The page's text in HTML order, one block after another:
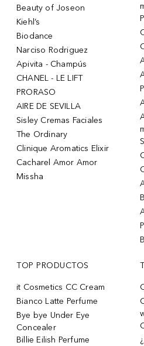
Beauty of Joseon
Kiehl’s
Biodance
Narciso Rodriguez
Apivita - Champús
CHANEL - LE LIFT
PRORASO
AIRE DE SEVILLA
Sisley Cremas Faciales
The Ordinary
Clinique Aromatics Elixir
Cacharel Amor Amor
Missha
TOP PRODUCTOS
it Cosmetics CC Cream
Bianco Latte Perfume
Bye bye Under Eye
Concealer
Billie Eilish Perfume